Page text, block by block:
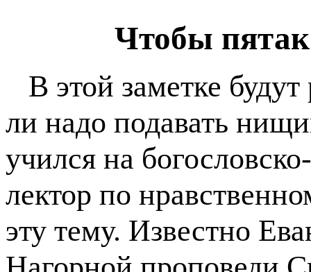
Чтобы пятак
В этой заметке
ли надо подавать
учился на
лектор по
эту тему. Известно